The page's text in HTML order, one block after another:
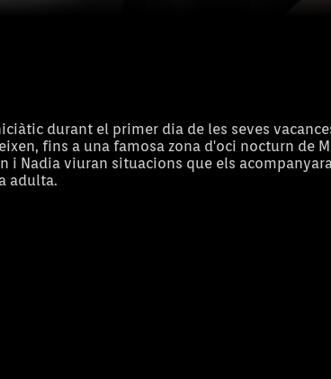
durant el primer dia de les seves
fins a una famosa zona d'oci nocturn de
i Nadia viuran situacions que els
adulta.